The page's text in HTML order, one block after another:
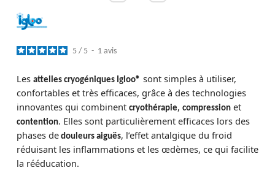
5 / 5 - 1 avis
Les attelles cryogéniques Igloo® sont simples à utiliser,
confortables et très efficaces, grâce à des technologies
innovantes qui combinent cryothérapie, compression et
contention. Elles sont particulièrement efficaces lors des
phases de douleurs aiguës, l’effet antalgique du froid
réduisant les inflammations et les œdèmes, ce qui facilite
la rééducation.